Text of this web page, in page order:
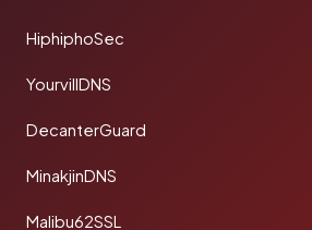
HiphiphoSec
YourvillDNS
DecanterGuard
MinakjinDNS
Malibu62SSL